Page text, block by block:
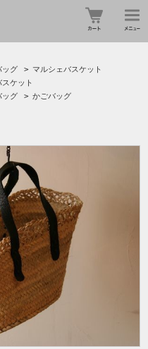
ッグ > マルシェバスケット
ケット
ッグ > かごバッグ